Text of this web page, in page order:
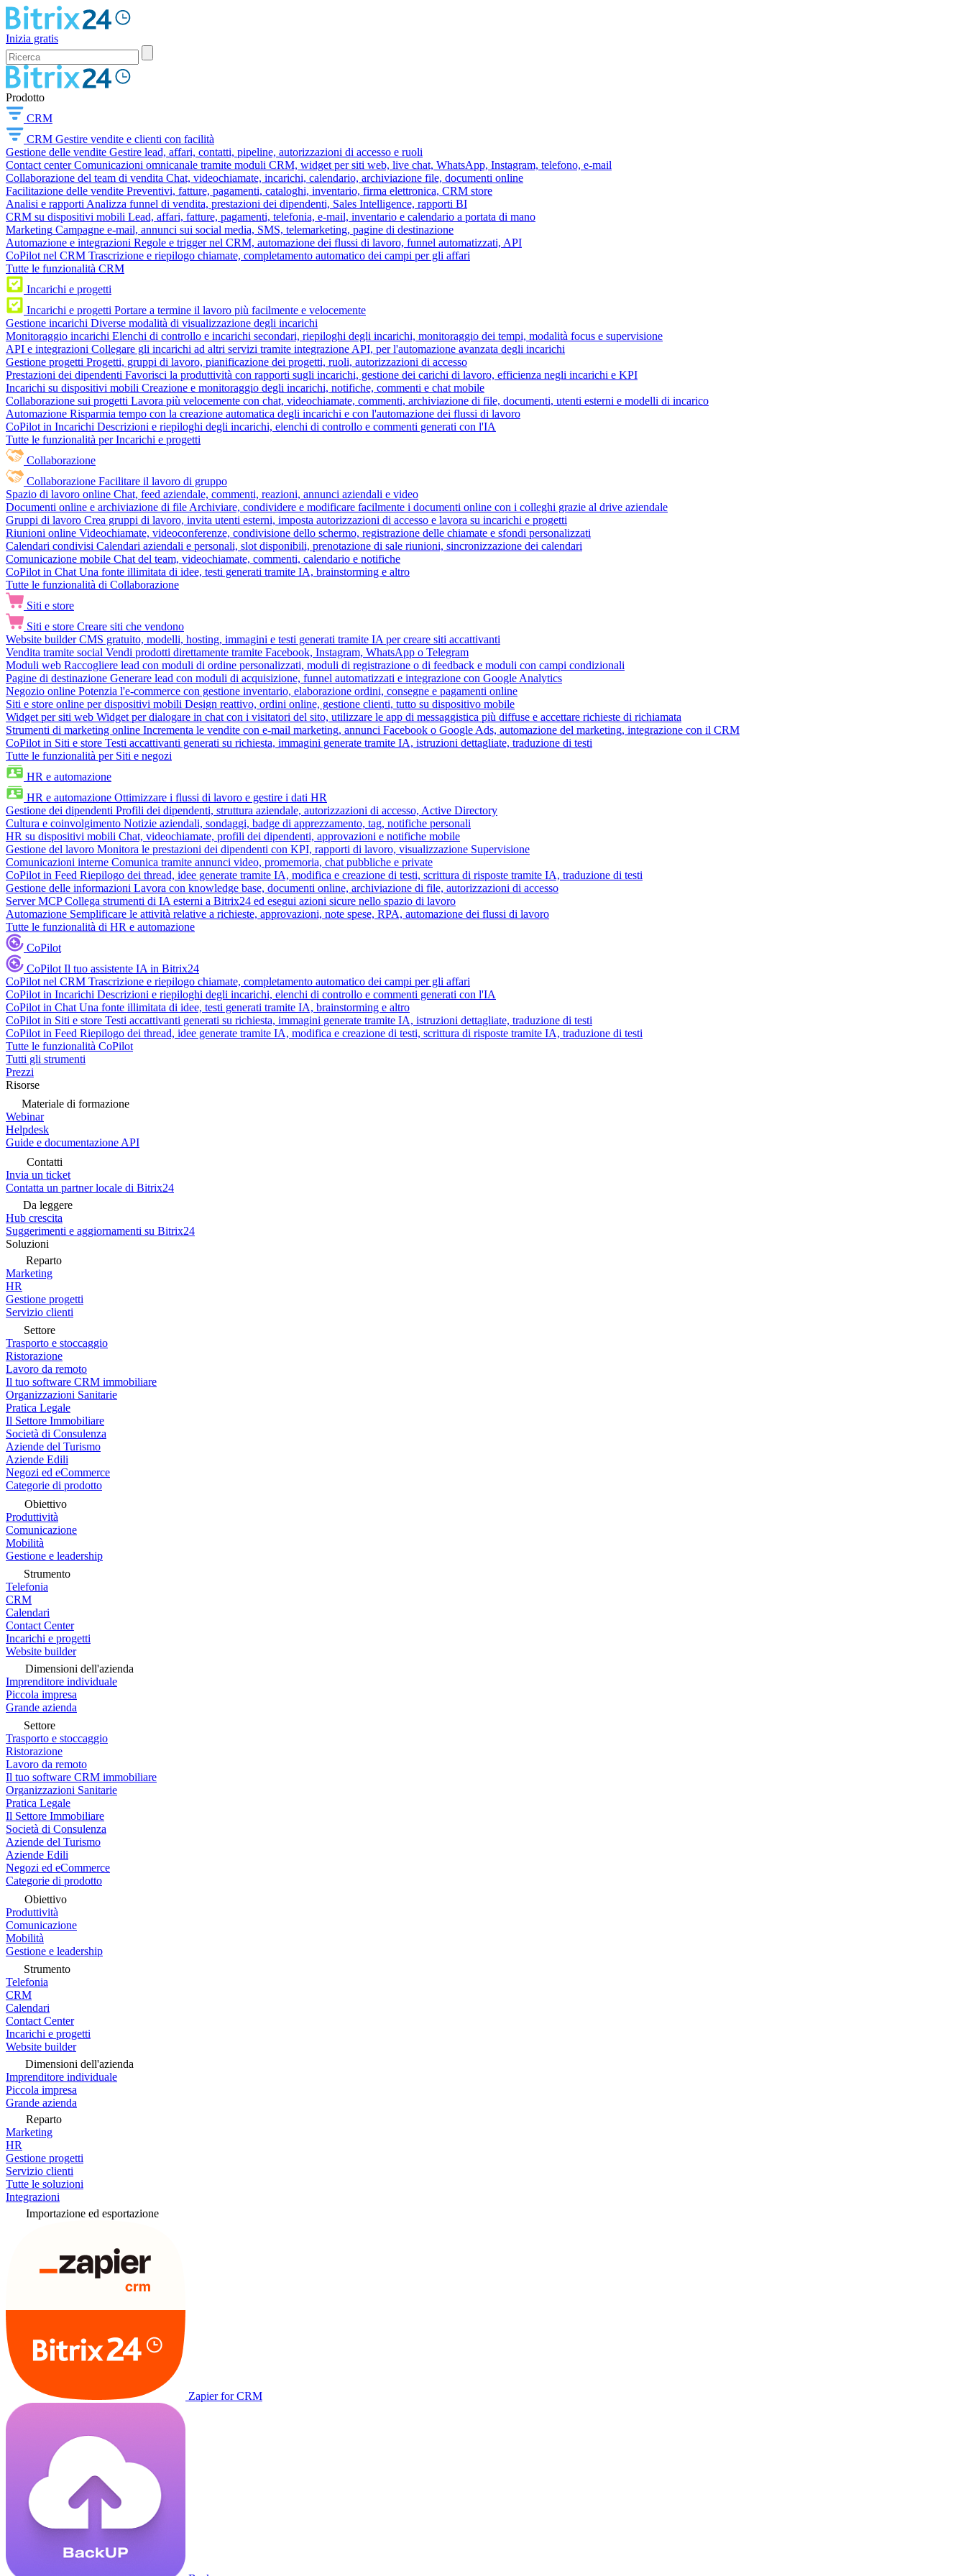
Inizia gratis
Prodotto
CRM
CRM Gestire vendite e clienti con facilità
Gestione delle vendite Gestire lead, affari, contatti, pipeline, autorizzazioni di accesso e ruoli
Contact center Comunicazioni omnicanale tramite moduli CRM, widget per siti web, live chat, WhatsApp, Instagram, telefono, e-mail
Collaborazione del team di vendita Chat, videochiamate, incarichi, calendario, archiviazione file, documenti online
Facilitazione delle vendite Preventivi, fatture, pagamenti, cataloghi, inventario, firma elettronica, CRM store
Analisi e rapporti Analizza funnel di vendita, prestazioni dei dipendenti, Sales Intelligence, rapporti BI
CRM su dispositivi mobili Lead, affari, fatture, pagamenti, telefonia, e-mail, inventario e calendario a portata di mano
Marketing Campagne e-mail, annunci sui social media, SMS, telemarketing, pagine di destinazione
Automazione e integrazioni Regole e trigger nel CRM, automazione dei flussi di lavoro, funnel automatizzati, API
CoPilot nel CRM Trascrizione e riepilogo chiamate, completamento automatico dei campi per gli affari
Tutte le funzionalità CRM
Incarichi e progetti
Incarichi e progetti Portare a termine il lavoro più facilmente e velocemente
Gestione incarichi Diverse modalità di visualizzazione degli incarichi
Monitoraggio incarichi Elenchi di controllo e incarichi secondari, riepiloghi degli incarichi, monitoraggio dei tempi, modalità focus e supervisione
API e integrazioni Collegare gli incarichi ad altri servizi tramite integrazione API, per l'automazione avanzata degli incarichi
Gestione progetti Progetti, gruppi di lavoro, pianificazione dei progetti, ruoli, autorizzazioni di accesso
Prestazioni dei dipendenti Favorisci la produttività con rapporti sugli incarichi, gestione dei carichi di lavoro, efficienza negli incarichi e KPI
Incarichi su dispositivi mobili Creazione e monitoraggio degli incarichi, notifiche, commenti e chat mobile
Collaborazione sui progetti Lavora più velocemente con chat, videochiamate, commenti, archiviazione di file, documenti, utenti esterni e modelli di incarico
Automazione Risparmia tempo con la creazione automatica degli incarichi e con l'automazione dei flussi di lavoro
CoPilot in Incarichi Descrizioni e riepiloghi degli incarichi, elenchi di controllo e commenti generati con l'IA
Tutte le funzionalità per Incarichi e progetti
Collaborazione
Collaborazione Facilitare il lavoro di gruppo
Spazio di lavoro online Chat, feed aziendale, commenti, reazioni, annunci aziendali e video
Documenti online e archiviazione di file Archiviare, condividere e modificare facilmente i documenti online con i colleghi grazie al drive aziendale
Gruppi di lavoro Crea gruppi di lavoro, invita utenti esterni, imposta autorizzazioni di accesso e lavora su incarichi e progetti
Riunioni online Videochiamate, videoconferenze, condivisione dello schermo, registrazione delle chiamate e sfondi personalizzati
Calendari condivisi Calendari aziendali e personali, slot disponibili, prenotazione di sale riunioni, sincronizzazione dei calendari
Comunicazione mobile Chat del team, videochiamate, commenti, calendario e notifiche
CoPilot in Chat Una fonte illimitata di idee, testi generati tramite IA, brainstorming e altro
Tutte le funzionalità di Collaborazione
Siti e store
Siti e store Creare siti che vendono
Website builder CMS gratuito, modelli, hosting, immagini e testi generati tramite IA per creare siti accattivanti
Vendita tramite social Vendi prodotti direttamente tramite Facebook, Instagram, WhatsApp o Telegram
Moduli web Raccogliere lead con moduli di ordine personalizzati, moduli di registrazione o di feedback e moduli con campi condizionali
Pagine di destinazione Generare lead con moduli di acquisizione, funnel automatizzati e integrazione con Google Analytics
Negozio online Potenzia l'e-commerce con gestione inventario, elaborazione ordini, consegne e pagamenti online
Siti e store online per dispositivi mobili Design reattivo, ordini online, gestione clienti, tutto su dispositivo mobile
Widget per siti web Widget per dialogare in chat con i visitatori del sito, utilizzare le app di messaggistica più diffuse e accettare richieste di richiamata
Strumenti di marketing online Incrementa le vendite con e-mail marketing, annunci Facebook o Google Ads, automazione del marketing, integrazione con il CRM
CoPilot in Siti e store Testi accattivanti generati su richiesta, immagini generate tramite IA, istruzioni dettagliate, traduzione di testi
Tutte le funzionalità per Siti e negozi
HR e automazione
HR e automazione Ottimizzare i flussi di lavoro e gestire i dati HR
Gestione dei dipendenti Profili dei dipendenti, struttura aziendale, autorizzazioni di accesso, Active Directory
Cultura e coinvolgimento Notizie aziendali, sondaggi, badge di apprezzamento, tag, notifiche personali
HR su dispositivi mobili Chat, videochiamate, profili dei dipendenti, approvazioni e notifiche mobile
Gestione del lavoro Monitora le prestazioni dei dipendenti con KPI, rapporti di lavoro, visualizzazione Supervisione
Comunicazioni interne Comunica tramite annunci video, promemoria, chat pubbliche e private
CoPilot in Feed Riepilogo dei thread, idee generate tramite IA, modifica e creazione di testi, scrittura di risposte tramite IA, traduzione di testi
Gestione delle informazioni Lavora con knowledge base, documenti online, archiviazione di file, autorizzazioni di accesso
Server MCP Collega strumenti di IA esterni a Bitrix24 ed esegui azioni sicure nello spazio di lavoro
Automazione Semplificare le attività relative a richieste, approvazioni, note spese, RPA, automazione dei flussi di lavoro
Tutte le funzionalità di HR e automazione
CoPilot
CoPilot Il tuo assistente IA in Bitrix24
CoPilot nel CRM Trascrizione e riepilogo chiamate, completamento automatico dei campi per gli affari
CoPilot in Incarichi Descrizioni e riepiloghi degli incarichi, elenchi di controllo e commenti generati con l'IA
CoPilot in Chat Una fonte illimitata di idee, testi generati tramite IA, brainstorming e altro
CoPilot in Siti e store Testi accattivanti generati su richiesta, immagini generate tramite IA, istruzioni dettagliate, traduzione di testi
CoPilot in Feed Riepilogo dei thread, idee generate tramite IA, modifica e creazione di testi, scrittura di risposte tramite IA, traduzione di testi
Tutte le funzionalità CoPilot
Tutti gli strumenti
Prezzi
Risorse
Materiale di formazione
Webinar
Helpdesk
Guide e documentazione API
Contatti
Invia un ticket
Contatta un partner locale di Bitrix24
Da leggere
Hub crescita
Suggerimenti e aggiornamenti su Bitrix24
Soluzioni
Reparto
Marketing
HR
Gestione progetti
Servizio clienti
Settore
Trasporto e stoccaggio
Ristorazione
Lavoro da remoto
Il tuo software CRM immobiliare
Organizzazioni Sanitarie
Pratica Legale
Il Settore Immobiliare
Società di Consulenza
Aziende del Turismo
Aziende Edili
Negozi ed eCommerce
Categorie di prodotto
Obiettivo
Produttività
Comunicazione
Mobilità
Gestione e leadership
Strumento
Telefonia
CRM
Calendari
Contact Center
Incarichi e progetti
Website builder
Dimensioni dell'azienda
Imprenditore individuale
Piccola impresa
Grande azienda
Settore
Trasporto e stoccaggio
Ristorazione
Lavoro da remoto
Il tuo software CRM immobiliare
Organizzazioni Sanitarie
Pratica Legale
Il Settore Immobiliare
Società di Consulenza
Aziende del Turismo
Aziende Edili
Negozi ed eCommerce
Categorie di prodotto
Obiettivo
Produttività
Comunicazione
Mobilità
Gestione e leadership
Strumento
Telefonia
CRM
Calendari
Contact Center
Incarichi e progetti
Website builder
Dimensioni dell'azienda
Imprenditore individuale
Piccola impresa
Grande azienda
Reparto
Marketing
HR
Gestione progetti
Servizio clienti
Tutte le soluzioni
Integrazioni
Importazione ed esportazione
Zapier for CRM